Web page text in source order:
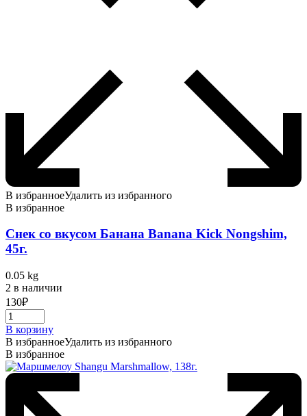
В избранноеУдалить из избранного
В избранное
Снек со вкусом Банана Banana Kick Nongshim,
45г.
0.05 kg
2 в наличии
130₽
В корзину
В избранноеУдалить из избранного
В избранное